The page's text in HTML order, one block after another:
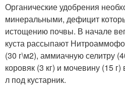
Органические удобрения
минеральными, дефицит
истощению почвы. В начале
куста рассыпают
(30 г\м2), аммиачную селитру
коровяк (3 кг) и мочевину (15
л под кустарник.